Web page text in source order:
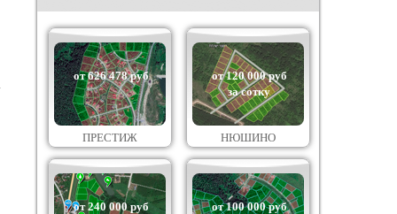
от 626 478 руб
ПРЕСТИЖ
от 120 000 руб
за сотку
НЮШИНО
от 240 000 руб
от 100 000 руб